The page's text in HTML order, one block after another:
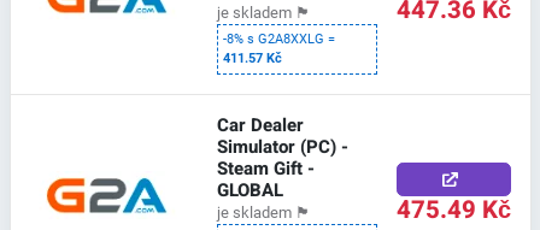
je skladem 🏴
-8% s G2A8XXLG =
411.57 Kč
447.36 Kč
Car Dealer
Simulator (PC) -
Steam Gift -
GLOBAL
je skladem 🏴 475.49 Kč